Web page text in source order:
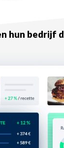
hun bedrijf